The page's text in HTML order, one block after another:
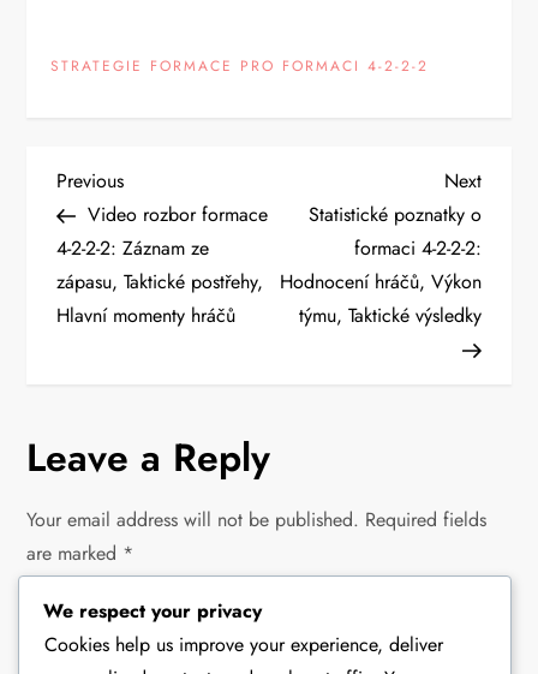
STRATEGIE FORMACE PRO FORMACI 4-2-2-2
P
o
s
a
v
i
g
Previous
Post
Previous
Video rozbor formace
4-2-2-2: Záznam ze
zápasu, Taktické postřehy,
Hlavní momenty hráčů
Next
Post
Next
Statistické poznatky o
formaci 4-2-2-2:
Hodnocení hráčů, Výkon
týmu, Taktické výsledky
Leave a Reply
Your email address will not be published. Required fields
are marked *
Comment*
We respect your privacy
Cookies help us improve your experience, deliver